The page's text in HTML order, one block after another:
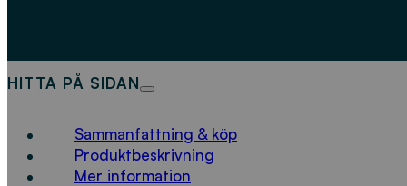
HITTA PÅ SIDAN
Sammanfattning & köp
Produktbeskrivning
Mer information